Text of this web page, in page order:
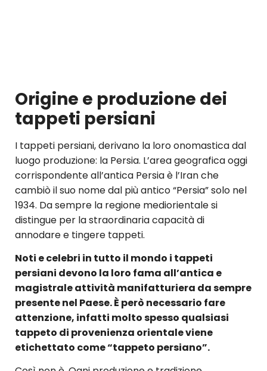
Origine e produzione dei
tappeti persiani
I tappeti persiani, derivano la loro onomastica dal
luogo produzione: la Persia. L’area geografica oggi
corrispondente all’antica Persia è l’Iran che
cambiò il suo nome dal più antico “Persia” solo nel
1934. Da sempre la regione mediorientale si
distingue per la straordinaria capacità di
annodare e tingere tappeti.
Noti e celebri in tutto il mondo i tappeti
persiani devono la loro fama all’antica e
magistrale attività manifatturiera da sempre
presente nel Paese. È però necessario fare
attenzione, infatti molto spesso qualsiasi
tappeto di provenienza orientale viene
etichettato come “tappeto persiano”.